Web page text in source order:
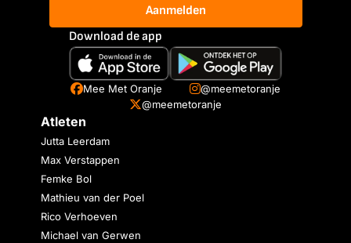
Aanmelden
Download de app
Mee Met Oranje
@meemetoranje
@meemetoranje
Atleten
Jutta Leerdam
Max Verstappen
Femke Bol
Mathieu van der Poel
Rico Verhoeven
Michael van Gerwen